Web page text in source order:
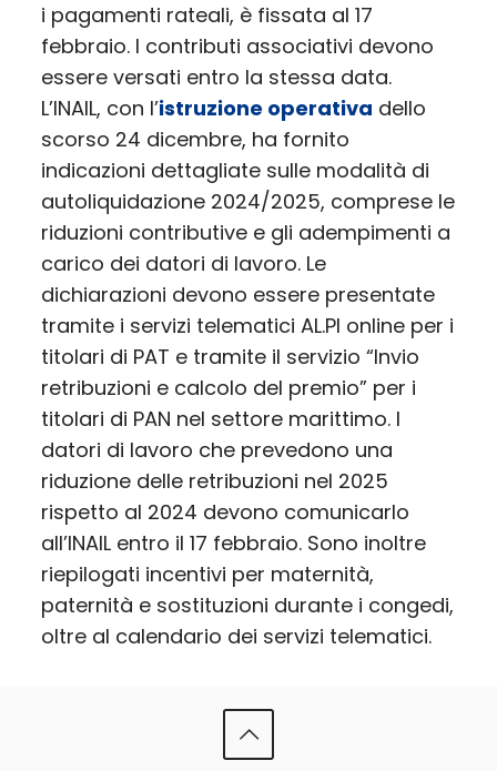
i pagamenti rateali, è fissata al 17
febbraio. I contributi associativi devono
essere versati entro la stessa data.
L’INAIL, con l’istruzione operativa dello
scorso 24 dicembre, ha fornito
indicazioni dettagliate sulle modalità di
autoliquidazione 2024/2025, comprese le
riduzioni contributive e gli adempimenti a
carico dei datori di lavoro. Le
dichiarazioni devono essere presentate
tramite i servizi telematici AL.PI online per i
titolari di PAT e tramite il servizio “Invio
retribuzioni e calcolo del premio” per i
titolari di PAN nel settore marittimo. I
datori di lavoro che prevedono una
riduzione delle retribuzioni nel 2025
rispetto al 2024 devono comunicarlo
all’INAIL entro il 17 febbraio. Sono inoltre
riepilogati incentivi per maternità,
paternità e sostituzioni durante i congedi,
oltre al calendario dei servizi telematici.